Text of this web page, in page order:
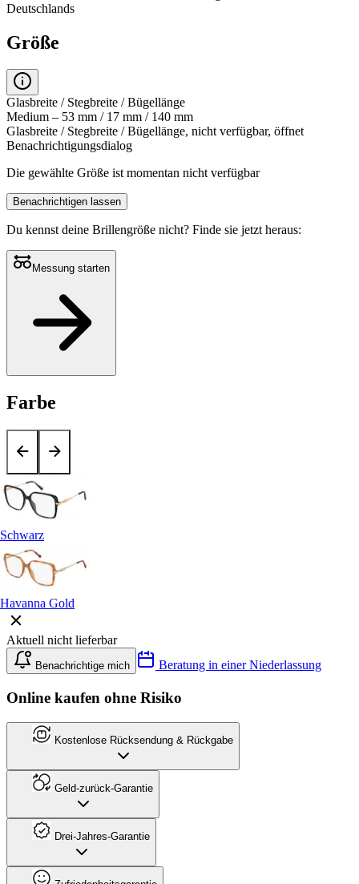
Deutschlands
Größe
Glasbreite / Stegbreite / Bügellänge
Medium – 53 mm / 17 mm / 140 mm
Glasbreite / Stegbreite / Bügellänge, nicht verfügbar, öffnet
Benachrichtigungsdialog
Die gewählte Größe ist momentan nicht verfügbar
Benachrichtigen lassen
Du kennst deine Brillengröße nicht? Finde sie jetzt heraus:
Messung starten
Farbe
Schwarz
Havanna Gold
Aktuell nicht lieferbar
Benachrichtige mich Beratung in einer Niederlassung
Online kaufen ohne Risiko
Kostenlose Rücksendung & Rückgabe
Geld-zurück-Garantie
Drei-Jahres-Garantie